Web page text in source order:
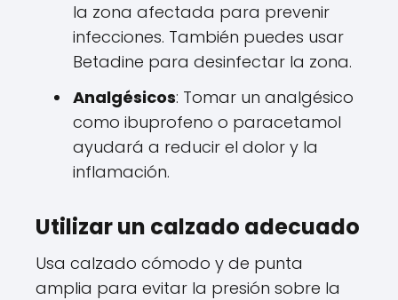
la zona afectada para prevenir
infecciones. También puedes usar
Betadine para desinfectar la zona.
Analgésicos: Tomar un analgésico
como ibuprofeno o paracetamol
ayudará a reducir el dolor y la
inflamación.
Utilizar un calzado adecuado
Usa calzado cómodo y de punta
amplia para evitar la presión sobre la